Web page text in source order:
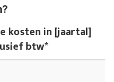
kosten in [jaartal]
btw*